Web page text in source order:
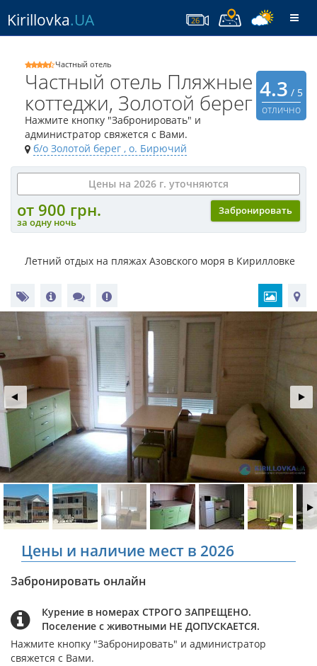
Kirillovka.UA 26
4.3 / 5
отлично
Частный отель
Частный отель Пляжные
коттеджи, Золотой берег
Нажмите кнопку "Забронировать" и
администратор свяжется с Вами.
б/о Золотой берег , о. Бирючий
Цены на 2026 г. уточняются
Забронировать
от 900 грн.
за одну ночь
Летний отдых на пляжах Азовского моря в Кирилловке
Цены и наличие мест в 2026
Забронировать онлайн
Курение в номерах СТРОГО ЗАПРЕЩЕНО.
Поселение с животными НЕ ДОПУСКАЕТСЯ.
Нажмите кнопку "Забронировать" и администратор
свяжется с Вами.